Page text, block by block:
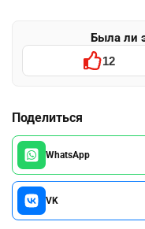
Была ли
12
Поделиться
WhatsApp
VK